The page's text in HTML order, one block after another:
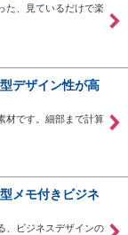
た、見ているだけで楽
デザイン性が高
材です。細部まで計算
メモ付きビジネ
、ビジネスデザインの